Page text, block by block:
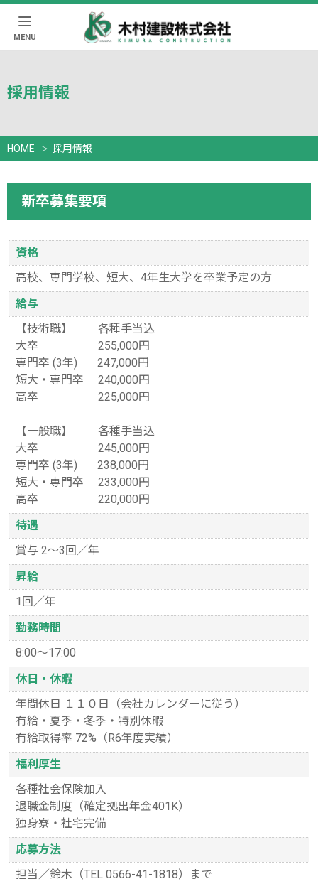
MENU
採用情報
HOME 採用情報
新卒募集要項
資格
高校、専門学校、短大、4年生大学を卒業予定の方
給与
【技術職】 各種手当込
大卒 255,000円
専門卒 (3年) 247,000円
短大・専門卒 240,000円
高卒 225,000円
【一般職】 各種手当込
大卒 245,000円
専門卒 (3年) 238,000円
短大・専門卒 233,000円
高卒 220,000円
待遇
賞与 2〜3回／年
昇給
1回／年
勤務時間
8:00〜17:00
休日・休暇
年間休日 １１０日（会社カレンダーに従う）
有給・夏季・冬季・特別休暇
有給取得率 72%（R6年度実績）
福利厚生
各種社会保険加入
退職金制度（確定拠出年金401K）
独身寮・社宅完備
応募方法
担当／鈴木（TEL 0566-41-1818）まで